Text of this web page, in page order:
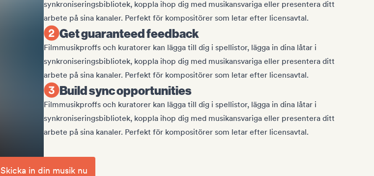
synkroniseringsbibliotek, koppla ihop dig med musikansvariga eller presentera ditt
arbete på sina kanaler. Perfekt för kompositörer som letar efter licensavtal.
Get guaranteed feedback
Filmmusikproffs och kuratorer kan lägga till dig i spellistor, lägga in dina låtar i
synkroniseringsbibliotek, koppla ihop dig med musikansvariga eller presentera ditt
arbete på sina kanaler. Perfekt för kompositörer som letar efter licensavtal.
Build sync opportunities
Filmmusikproffs och kuratorer kan lägga till dig i spellistor, lägga in dina låtar i
synkroniseringsbibliotek, koppla ihop dig med musikansvariga eller presentera ditt
arbete på sina kanaler. Perfekt för kompositörer som letar efter licensavtal.
Skicka in din musik nu